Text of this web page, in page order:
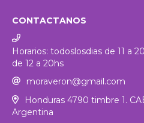
CONTACTANOS
Horarios: todoslosdias de 11 a
de 12 a 20hs
moraveron@gmail.com
Honduras 4790 timbre 1.
Argentina